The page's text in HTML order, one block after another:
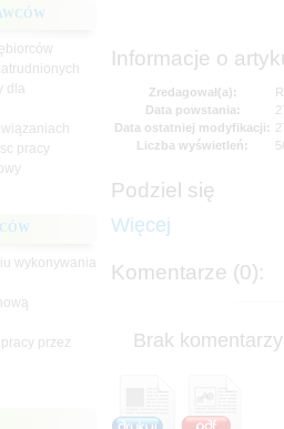
dla
pracy
wykonywania
przez
Informacje o
Zredagował(a):
Data powstania:
Data ostatniej modyfikacji:
Liczba wyświetleń:
Podziel się
Więcej
Komentarze (0):
Brak